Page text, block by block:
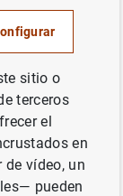
y la
de
de
a
a
sitio o
terceros
el
en
vídeo, un
pueden